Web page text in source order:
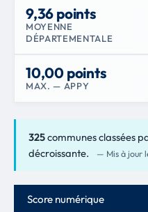
9,36 points
MOYENNE
DÉPARTEMENTALE
10,00 points
MAX. — APPY
325communes classées
décroissante.
— Mis à jour
Critère de classement